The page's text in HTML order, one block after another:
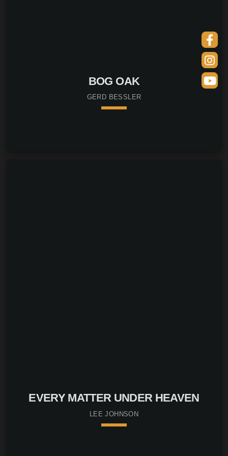
BOG OAK
GERD BESSLER
EVERY MATTER UNDER HEAVEN
LEE JOHNSON